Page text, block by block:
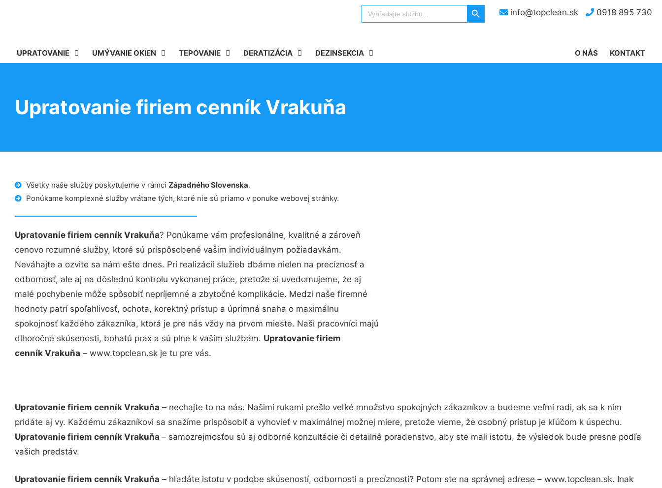
info@topclean.sk 0918 895 730
Search
for:
Search Button
UPRATOVANIE UMÝVANIE OKIEN TEPOVANIE DERATIZÁCIA DEZINSEKCIA KONTAKT
O NÁS
Upratovanie firiem cenník Vrakuňa
Všetky naše služby poskytujeme v rámci Západného Slovenska.
Ponúkame komplexné služby vrátane tých, ktoré nie sú priamo v ponuke webovej stránky.
Upratovanie firiem cenník Vrakuňa? Ponúkame vám profesionálne, kvalitné a zároveň
cenovo rozumné služby, ktoré sú prispôsobené vašim individuálnym požiadavkám.
Neváhajte a ozvite sa nám ešte dnes. Pri realizácií služieb dbáme nielen na precíznosť a
odbornosť, ale aj na dôslednú kontrolu vykonanej práce, pretože si uvedomujeme, že aj
malé pochybenie môže spôsobiť nepríjemné a zbytočné komplikácie. Medzi naše firemné
hodnoty patrí spoľahlivosť, ochota, korektný prístup a úprimná snaha o maximálnu
spokojnosť každého zákazníka, ktorá je pre nás vždy na prvom mieste. Naši pracovníci majú
dlhoročné skúsenosti, bohatú prax a sú plne k vašim službám. Upratovanie firiem
cenník Vrakuňa – www.topclean.sk je tu pre vás.
Upratovanie firiem cenník Vrakuňa – nechajte to na nás. Našimi rukami prešlo veľké množstvo spokojných zákazníkov a budeme veľmi radi, ak sa k nim
pridáte aj vy. Každému zákazníkovi sa snažíme prispôsobiť a vyhovieť v maximálnej možnej miere, pretože vieme, že osobný prístup je kľúčom k úspechu.
Upratovanie firiem cenník Vrakuňa – samozrejmosťou sú aj odborné konzultácie či detailné poradenstvo, aby ste mali istotu, že výsledok bude presne podľa
vašich predstáv.
Upratovanie firiem cenník Vrakuňa – hľadáte istotu v podobe skúseností, odbornosti a precíznosti? Potom ste na správnej adrese – www.topclean.sk. Inak